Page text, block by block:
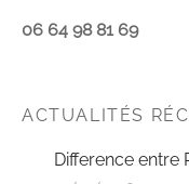
06 64 98 81 69
ACTUALITÉS
Difference entre